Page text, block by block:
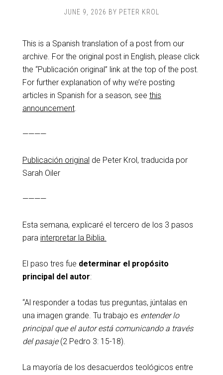
JUNE 9, 2026 BY PETER KROL
This is a Spanish translation of a post from our
archive. For the original post in English, please click
the “Publicación original” link at the top of the post.
For further explanation of why we’re posting
articles in Spanish for a season, see this
announcement.
————
Publicación original de Peter Krol, traducida por
Sarah Oiler
————
Esta semana, explicaré el tercero de los 3 pasos
para interpretar la Biblia.
El paso tres fue determinar el propósito
principal del autor:
“Al responder a todas tus preguntas, júntalas en
una imagen grande. Tu trabajo es entender lo
principal que el autor está comunicando a través
del pasaje(2 Pedro 3: 15-18).
La mayoría de los desacuerdos teológicos entre